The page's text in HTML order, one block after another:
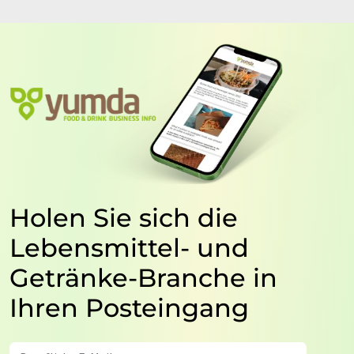
Holen Sie sich die
Lebensmittel- und
Getränke-Branche in
Ihren Posteingang